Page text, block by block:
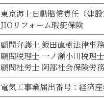
東京海上日動賠償責任（建設
JIOリフォーム瑕疵保険
顧問弁護士 飯田直樹法律事
顧問税理士 一ノ瀬小川税理
顧問社労士 阿部社会保険労
電気工事業届出番号：経済